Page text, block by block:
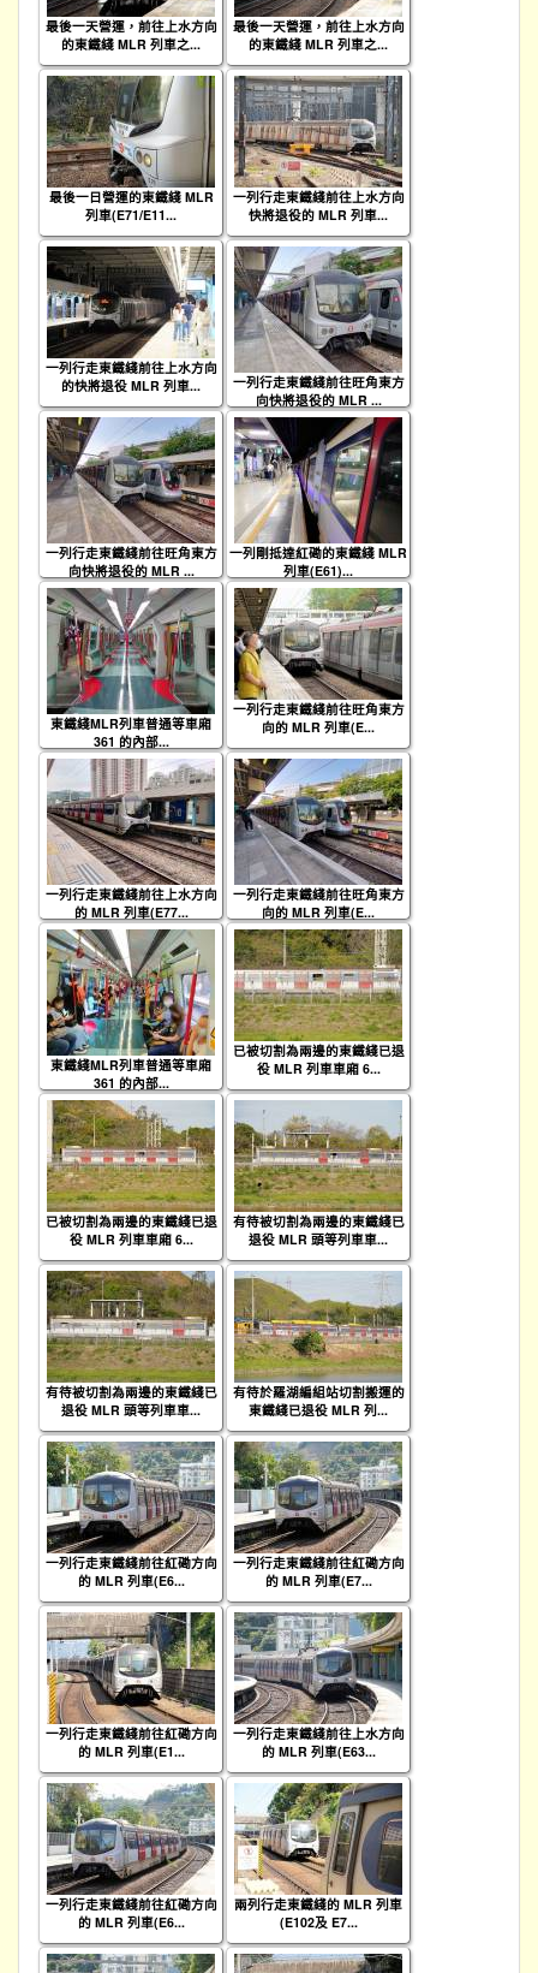
最後一天營運，前往上水方向
的東鐵綫 MLR 列車之...
最後一天營運，前往上水方向
的東鐵綫 MLR 列車之...
最後一日營運的東鐵綫 MLR
列車(E71/E11...
一列行走東鐵綫前往上水方向
快將退役的 MLR 列車...
一列行走東鐵綫前往上水方向
的快將退役 MLR 列車...
一列行走東鐵綫前往旺角東方
向快將退役的 MLR ...
一列行走東鐵綫前往旺角東方
向快將退役的 MLR ...
一列剛抵達紅磡的東鐵綫 MLR
列車(E61)...
東鐵綫MLR列車普通等車廂
361 的內部...
一列行走東鐵綫前往旺角東方
向的 MLR 列車(E...
一列行走東鐵綫前往上水方向
的 MLR 列車(E77...
一列行走東鐵綫前往旺角東方
向的 MLR 列車(E...
東鐵綫MLR列車普通等車廂
361 的內部...
已被切割為兩邊的東鐵綫已退
役 MLR 列車車廂 6...
已被切割為兩邊的東鐵綫已退
役 MLR 列車車廂 6...
有待被切割為兩邊的東鐵綫已
退役 MLR 頭等列車車...
有待被切割為兩邊的東鐵綫已
退役 MLR 頭等列車車...
有待於羅湖編組站切割搬運的
東鐵綫已退役 MLR 列...
一列行走東鐵綫前往紅磡方向
的 MLR 列車(E6...
一列行走東鐵綫前往紅磡方向
的 MLR 列車(E7...
一列行走東鐵綫前往紅磡方向
的 MLR 列車(E1...
一列行走東鐵綫前往上水方向
的 MLR 列車(E63...
一列行走東鐵綫前往紅磡方向
的 MLR 列車(E6...
兩列行走東鐵綫的 MLR 列車
(E102及 E7...